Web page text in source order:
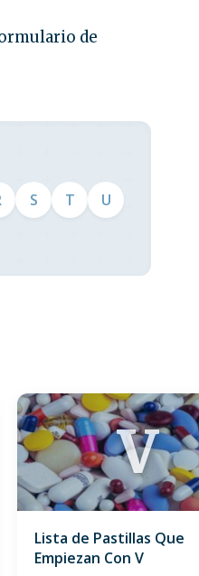
de
S T
U
V
Lista de Pastillas Que
Empiezan Con V